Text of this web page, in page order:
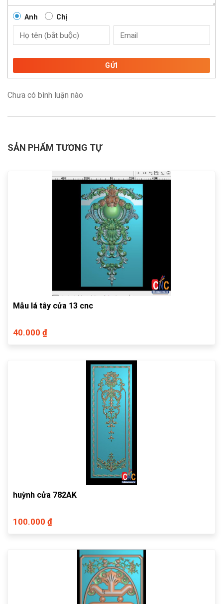
Anh Chị
GỬI
Chưa có bình luận nào
SẢN PHẨM TƯƠNG TỰ
Mẫu lá tây cửa 13 cnc
40.000 ₫
huỳnh cửa 782AK
100.000 ₫